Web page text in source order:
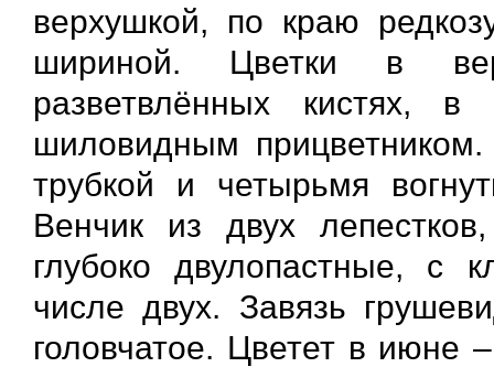
верхушкой, по краю
шириной. Цветки в
разветвлённых кистях,
шиловидным
трубкой и четырьмя
Венчик из двух
глубоко двулопастные, с
числе двух. Завязь
головчатое. Цветет в